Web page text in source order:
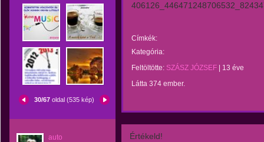
30/67 oldal (535 kép)
auto
Címkék:
Kategória:
Feltöltötte: SZÁSZ JÓZSEF
13 éve
Látta 374 ember.
Értékeld!